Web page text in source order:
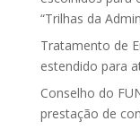
“Trilhas da
Tratamento de
estendido para
Conselho do
prestação de